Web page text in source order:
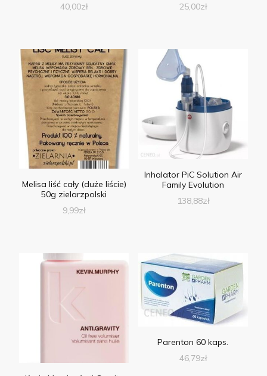
40,00zł
25,00zł
Melisa liść cały (duże liście)
50g zielarzpolski
9,99zł
Inhalator PiC Solution Air
Family Evolution
138,88zł
Parenton 60 kaps.
46,79zł